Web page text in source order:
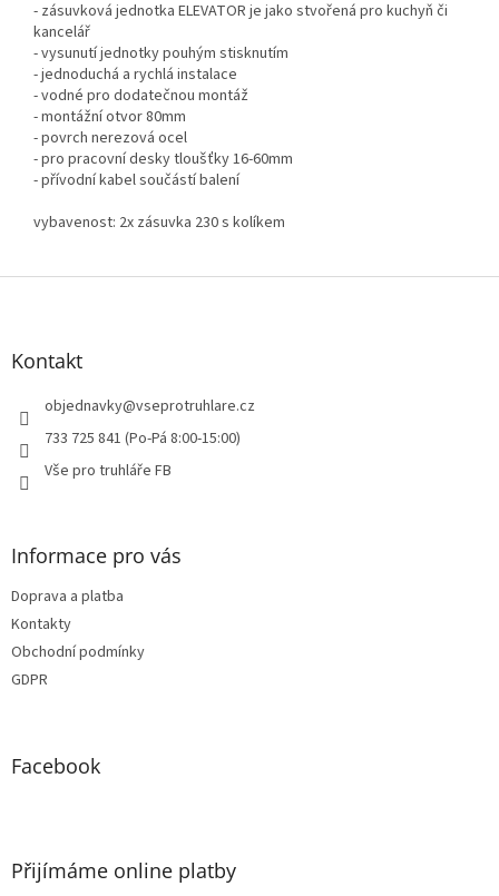
- zásuvková jednotka ELEVATOR je jako stvořená pro kuchyň či
kancelář
- vysunutí jednotky pouhým stisknutím
- jednoduchá a rychlá instalace
- vodné pro dodatečnou montáž
- montážní otvor 80mm
- povrch nerezová ocel
- pro pracovní desky tloušťky 16-60mm
- přívodní kabel součástí balení
vybavenost: 2x zásuvka 230 s kolíkem
Z
Kontakt
objednavky@vseprotruhlare.cz
733 725 841 (Po-Pá 8:00-15:00)
Vše pro truhláře FB
Informace pro vás
Doprava a platba
Kontakty
Obchodní podmínky
GDPR
Facebook
Přijímáme online platby